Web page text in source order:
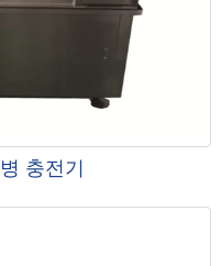
충전기